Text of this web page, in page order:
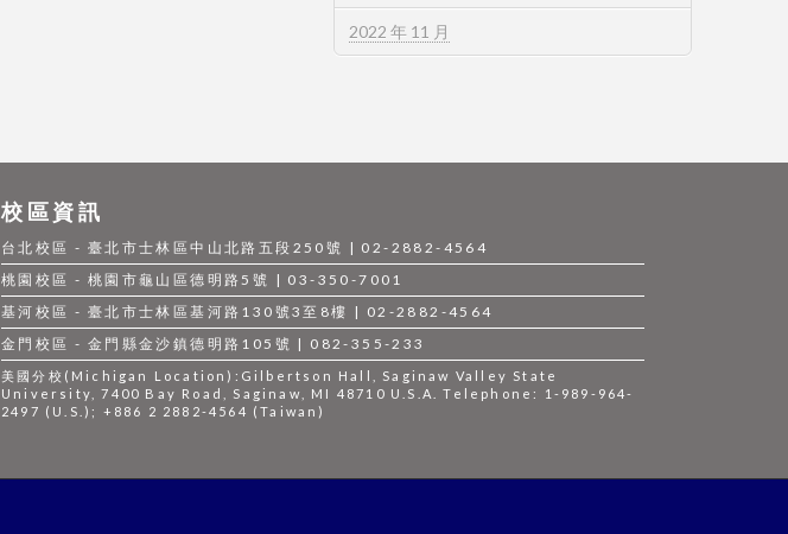
2022 年 11 月
校區資訊
台北校區 - 臺北市士林區中山北路五段250號 | 02-2882-4564
桃園校區 - 桃園市龜山區德明路5號 | 03-350-7001
基河校區 - 臺北市士林區基河路130號3至8樓 | 02-2882-4564
金門校區 - 金門縣金沙鎮德明路105號 | 082-355-233
美國分校(Michigan Location):Gilbertson Hall, Saginaw Valley State
University, 7400 Bay Road, Saginaw, MI 48710 U.S.A. Telephone: 1-989-964-
2497 (U.S.); +886 2 2882-4564 (Taiwan)